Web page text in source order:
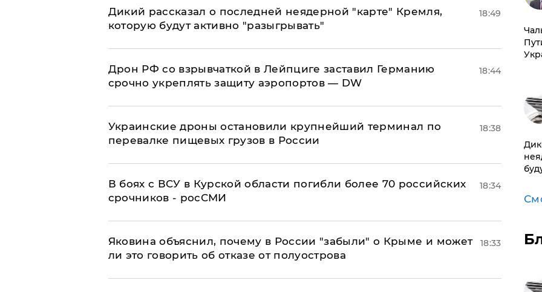
Дикий рассказал о последней неядерной "карте" Кремля,
которую будут активно "разыгрывать"
18:49
​Дрон РФ со взрывчаткой в Лейпциге заставил Германию
срочно укреплять защиту аэропортов — DW
18:44
Украинские дроны остановили крупнейший терминал по
перевалке пищевых грузов в России
18:38
В боях с ВСУ в Курской области погибли более 70 российских
срочников - росСМИ
18:34
Яковина объяснил, почему в России "забыли" о Крыме и может
ли это говорить об отказе от полуострова
18:33